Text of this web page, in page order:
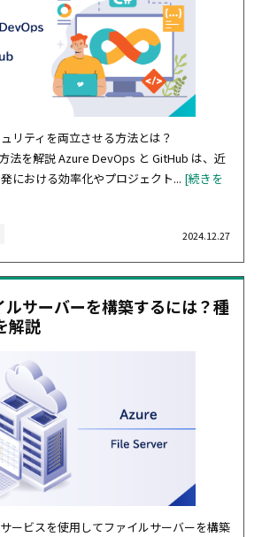
リティを両立させる方法とは？
法を解説 Azure DevOps と GitHub は、近
における効率化やプロジェクト... [続きを
2024.12.27
サーバーを構築するには？種
解説
ービスを使用してファイルサーバーを構築